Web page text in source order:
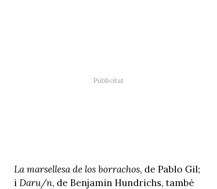
La marsellesa de los borrachos, de Pablo Gil;
i Daru/n, de Benjamin Hundrichs, també